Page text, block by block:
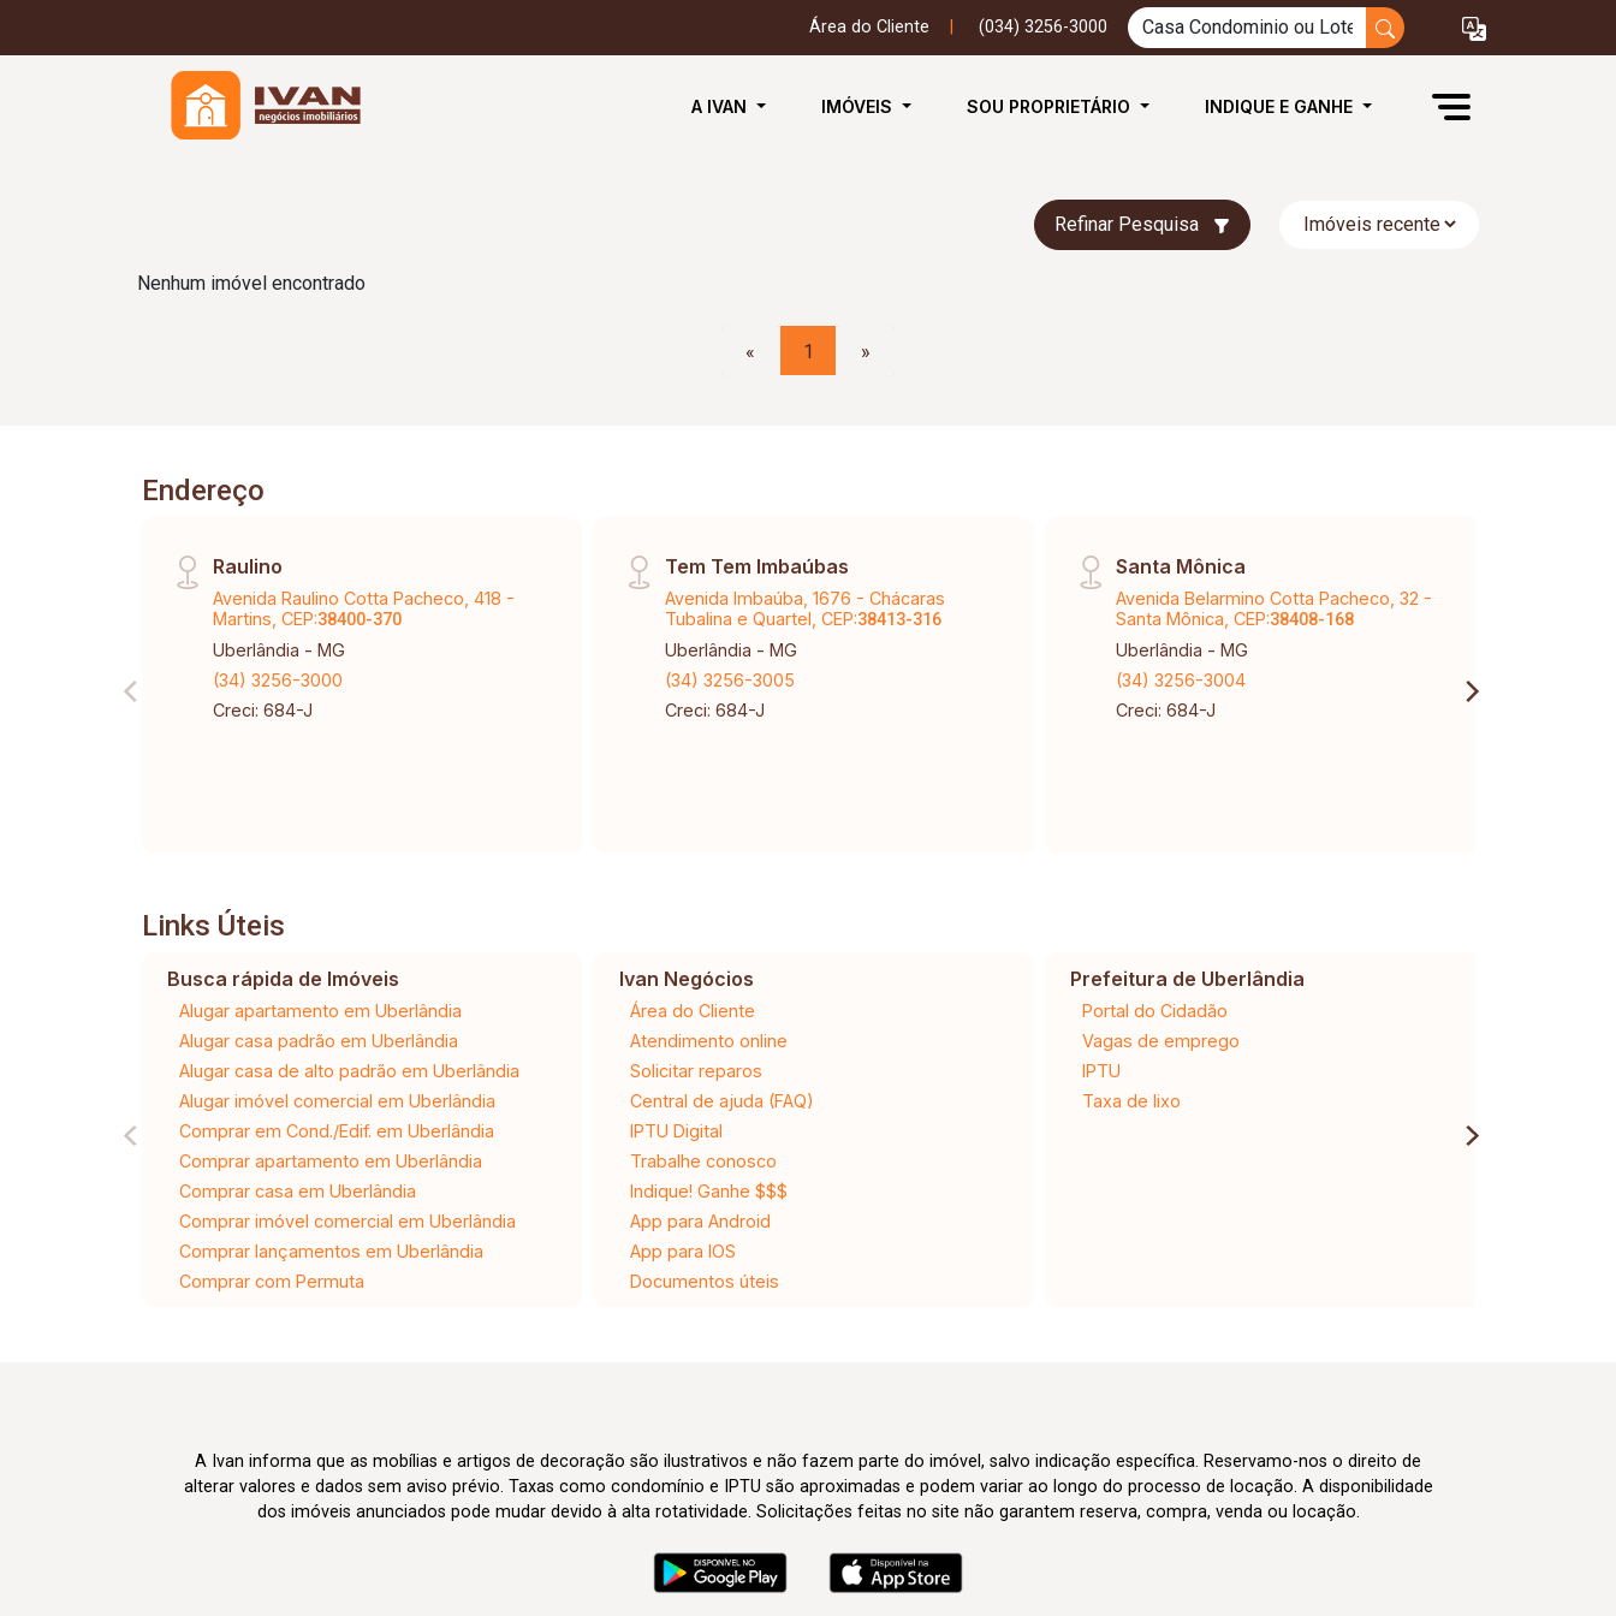
Área do Cliente (034) 3256-3000
A IVAN IMÓVEIS SOU PROPRIETÁRIO INDIQUE E GANHE
Refinar Pesquisa
Nenhum imóvel encontrado
« 1 »
Endereço
Raulino
Avenida Raulino Cotta Pacheco, 418 -
Martins, CEP:38400-370
Uberlândia - MG
(34) 3256-3000
Creci: 684-J
Tem Tem Imbaúbas
Avenida Imbaúba, 1676 - Chácaras
Tubalina e Quartel, CEP:38413-316
Uberlândia - MG
(34) 3256-3005
Creci: 684-J
Santa Mônica
Avenida Belarmino Cotta Pacheco, 32 -
Santa Mônica, CEP:38408-168
Uberlândia - MG
(34) 3256-3004
Creci: 684-J
Links Úteis
Busca rápida de Imóveis
Alugar apartamento em Uberlândia
Alugar casa padrão em Uberlândia
Alugar casa de alto padrão em Uberlândia
Alugar imóvel comercial em Uberlândia
Comprar em Cond./Edif. em Uberlândia
Comprar apartamento em Uberlândia
Comprar casa em Uberlândia
Comprar imóvel comercial em Uberlândia
Comprar lançamentos em Uberlândia
Comprar com Permuta
Ivan Negócios
Área do Cliente
Atendimento online
Solicitar reparos
Central de ajuda (FAQ)
IPTU Digital
Trabalhe conosco
Indique! Ganhe $$$
App para Android
App para IOS
Documentos úteis
Prefeitura de Uberlândia
Portal do Cidadão
Vagas de emprego
IPTU
Taxa de lixo
A Ivan informa que as mobílias e artigos de decoração são ilustrativos e não fazem parte do imóvel, salvo indicação específica. Reservamo-nos o direito de
alterar valores e dados sem aviso prévio. Taxas como condomínio e IPTU são aproximadas e podem variar ao longo do processo de locação. A disponibilidade
dos imóveis anunciados pode mudar devido à alta rotatividade. Solicitações feitas no site não garantem reserva, compra, venda ou locação.